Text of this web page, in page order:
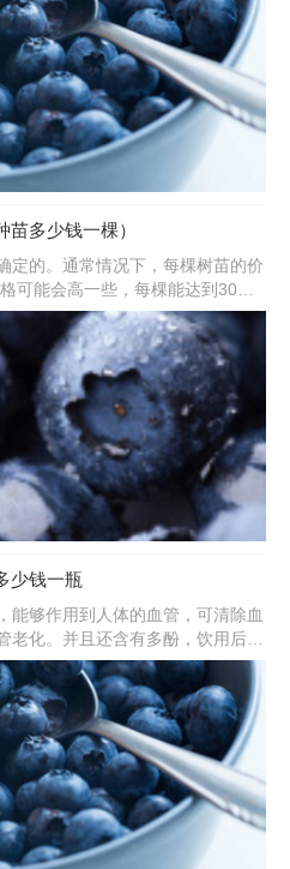
多少钱一棵）
定的。通常情况下，每棵树苗的价
可能会高一些，每棵能达到30
格就会降低。购买会种苗后，需要
施肥。
少钱一瓶
能够作用到人体的血管，可清除血
老化。并且还含有多酚，饮用后能
变淡。此外，它含有的营养成分还
的缓解眼睛疲劳。